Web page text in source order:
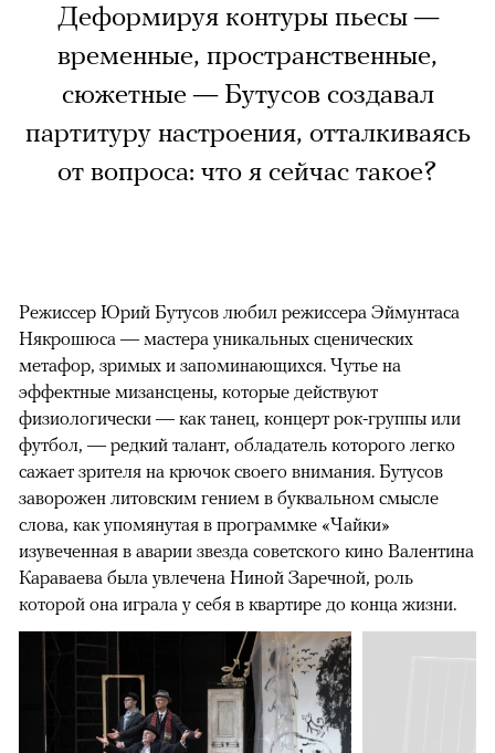
Деформируя контуры пьесы —
временные, пространственные,
сюжетные — Бутусов создавал
партитуру настроения, отталкиваясь
от вопроса: что я сейчас такое?
Режиссер Юрий Бутусов любил режиссера Эймунтаса
Някрошюса — мастера уникальных сценических
метафор, зримых и запоминающихся. Чутье на
эффектные мизансцены, которые действуют
физиологически — как танец, концерт рок-группы или
футбол, — редкий талант, обладатель которого легко
сажает зрителя на крючок своего внимания. Бутусов
заворожен литовским гением в буквальном смысле
слова, как упомянутая в программке «Чайки»
изувеченная в аварии звезда советского кино Валентина
Караваева была увлечена Ниной Заречной, роль
которой она играла у себя в квартире до конца жизни.